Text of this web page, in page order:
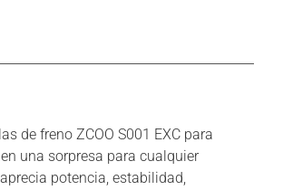
de freno ZCOO S001 EXC para
una sorpresa para cualquier
potencia, estabilidad,